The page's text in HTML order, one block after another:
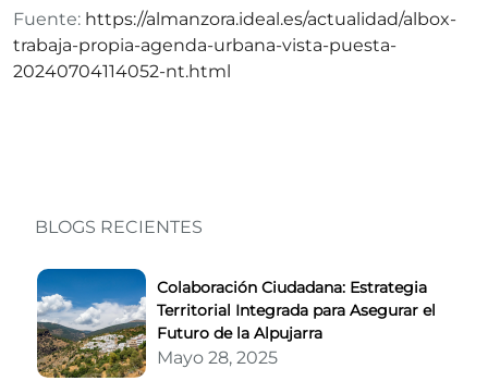
Fuente: https://almanzora.ideal.es/actualidad/albox-
trabaja-propia-agenda-urbana-vista-puesta-
20240704114052-nt.html
BLOGS RECIENTES
Colaboración Ciudadana: Estrategia
Territorial Integrada para Asegurar el
Futuro de la Alpujarra
Mayo 28, 2025